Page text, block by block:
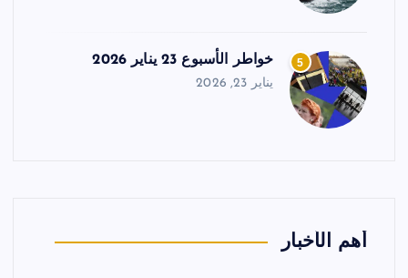
5 خواطر الأسبوع 23 يناير 2026
يناير 23, 2026
أهم الأخبار